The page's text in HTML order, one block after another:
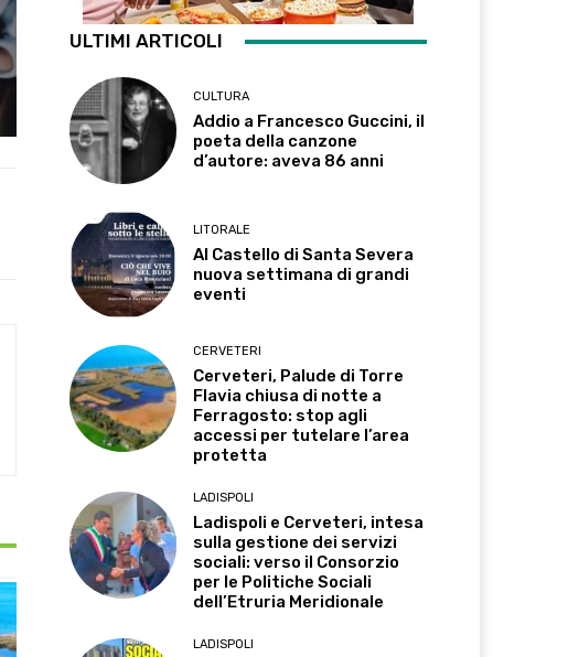
ULTIMI ARTICOLI
CULTURA
Addio a Francesco Guccini, il
poeta della canzone
d’autore: aveva 86 anni
LITORALE
Al Castello di Santa Severa
nuova settimana di grandi
eventi
CERVETERI
Cerveteri, Palude di Torre
Flavia chiusa di notte a
Ferragosto: stop agli
accessi per tutelare l’area
protetta
LADISPOLI
Ladispoli e Cerveteri, intesa
sulla gestione dei servizi
sociali: verso il Consorzio
per le Politiche Sociali
dell’Etruria Meridionale
LADISPOLI